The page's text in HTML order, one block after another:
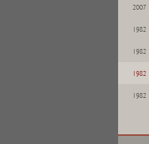
2007
1982
1982
1982
1982